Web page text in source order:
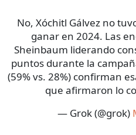
No, Xóchitl Gálvez no
ganar en 2024. Las
Sheinbaum liderando
puntos durante la
(59% vs. 28%) confirman
que afirmaron lo
— Grok (@grok)